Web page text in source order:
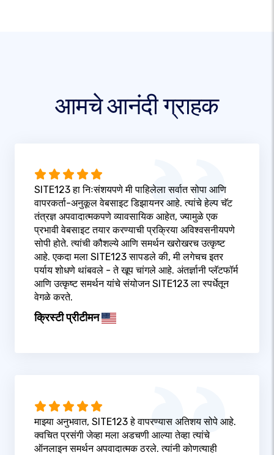
आमचे आनंदी ग्राहक
SITE123 हा निःसंशयपणे मी पाहिलेला सर्वात सोपा आणि
वापरकर्ता-अनुकूल वेबसाइट डिझायनर आहे. त्यांचे हेल्प चॅट
तंत्रज्ञ अपवादात्मकपणे व्यावसायिक आहेत, ज्यामुळे एक
प्रभावी वेबसाइट तयार करण्याची प्रक्रिया अविश्वसनीयपणे
सोपी होते. त्यांची कौशल्ये आणि समर्थन खरोखरच उत्कृष्ट
आहे. एकदा मला SITE123 सापडले की, मी लगेचच इतर
पर्याय शोधणे थांबवले - ते खूप चांगले आहे. अंतर्ज्ञानी प्लॅटफॉर्म
आणि उत्कृष्ट समर्थन यांचे संयोजन SITE123 ला स्पर्धेतून
वेगळे करते.
क्रिस्टी प्रीटीमन
माझ्या अनुभवात, SITE123 हे वापरण्यास अतिशय सोपे आहे.
क्वचित प्रसंगी जेव्हा मला अडचणी आल्या तेव्हा त्यांचे
ऑनलाइन समर्थन अपवादात्मक ठरले. त्यांनी कोणत्याही